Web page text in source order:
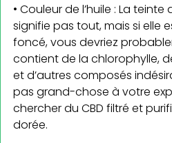
• Couleur de l’huile : La teinte
signifie pas tout, mais si elle
foncé, vous devriez
contient de la chlorophylle,
et d’autres composés
pas grand-chose à votre
chercher du CBD filtré et
dorée.